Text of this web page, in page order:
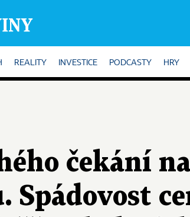
REALITY INVESTICE PODCASTY HRY
čekání
Spádovost